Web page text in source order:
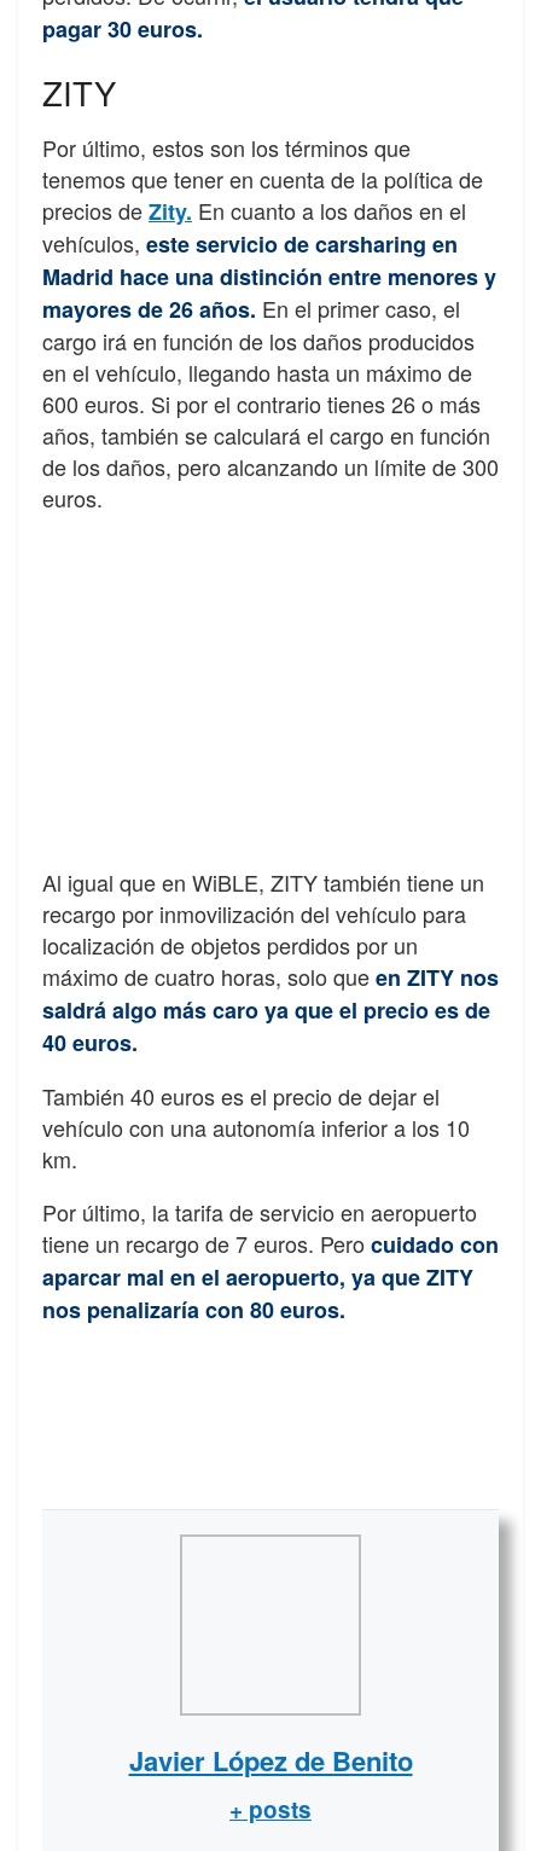
pagar 30 euros.
ZITY
Por último, estos son los términos que
tenemos que tener en cuenta de la política de
precios deZity. En cuanto a los daños en el
vehículos, este servicio de carsharing en
Madrid hace una distinción entre menores y
mayores de 26 años. En el primer caso, el
cargo irá en función de los daños producidos
en el vehículo, llegando hasta un máximo de
600 euros. Si por el contrario tienes 26 o más
años, también se calculará el cargo en función
de los daños, pero alcanzando un límite de 300
euros.
Al igual que en WiBLE, ZITY también tiene un
recargo por inmovilización del vehículo para
localización de objetos perdidos por un
máximo de cuatro horas, solo queen ZITY nos
saldrá algo más caro ya que el precio es de
40 euros.
También 40 euros es el precio de dejar el
vehículo con una autonomía inferior a los 10
km.
Por último, la tarifa de servicio en aeropuerto
tiene un recargo de 7 euros. Pero cuidado con
aparcar mal en el aeropuerto, ya que ZITY
nos penalizaría con 80 euros.
Javier López de Benito
+ posts